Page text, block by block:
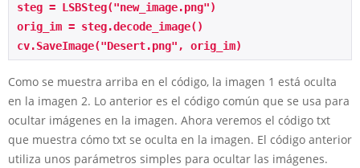
steg = LSBSteg("new_image.png")
orig_im = steg.decode_image()
cv.SaveImage("Desert.png", orig_im)
Como se muestra arriba en el código, la imagen 1 está oculta
en la imagen 2. Lo anterior es el código común que se usa para
ocultar imágenes en la imagen. Ahora veremos el código txt
que muestra cómo txt se oculta en la imagen. El código anterior
utiliza unos parámetros simples para ocultar las imágenes.